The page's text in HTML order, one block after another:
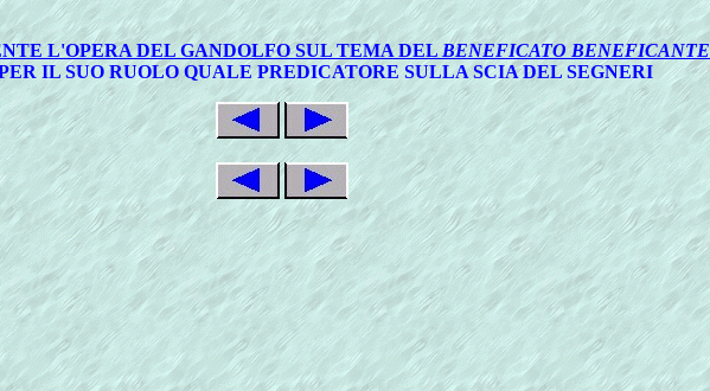
L'OPERA DEL GANDOLFO SUL TEMA DELBENEFICATO BENEFICANTE
IL SUO RUOLO QUALE PREDICATORE SULLA SCIA DEL SEGNERI